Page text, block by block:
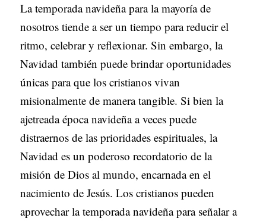
C
I
O
N
E
S
La temporada navideña para la mayoría de
nosotros tiende a ser un tiempo para reducir el
ritmo, celebrar y reflexionar. Sin embargo, la
Navidad también puede brindar oportunidades
únicas para que los cristianos vivan
misionalmente de manera tangible. Si bien la
ajetreada época navideña a veces puede
distraernos de las prioridades espirituales, la
Navidad es un poderoso recordatorio de la
misión de Dios al mundo, encarnada en el
nacimiento de Jesús. Los cristianos pueden
aprovechar la temporada navideña para señalar a